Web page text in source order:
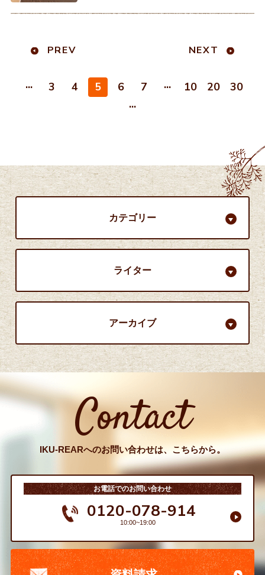
ドーーンと木の玉プールです！！お
PREV
... 3 4 5 6 7 ... 10 20
30
...
NEXT
カテゴリー
ライター
アーカイブ
Contact
IKU-REARへのお問い合わせは、こちらから。
お電話でのお問い合わせ
0120-078-914
10:00~19:00